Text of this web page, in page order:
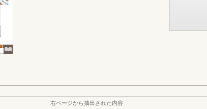
右ページから抽出された内容